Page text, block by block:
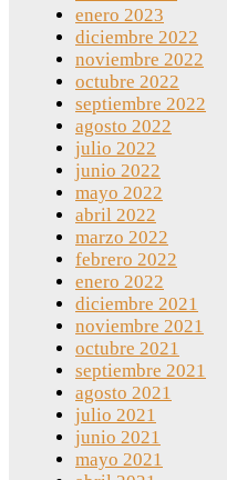
enero 2023
diciembre 2022
noviembre 2022
octubre 2022
septiembre 2022
agosto 2022
julio 2022
junio 2022
mayo 2022
abril 2022
marzo 2022
febrero 2022
enero 2022
diciembre 2021
noviembre 2021
octubre 2021
septiembre 2021
agosto 2021
julio 2021
junio 2021
mayo 2021